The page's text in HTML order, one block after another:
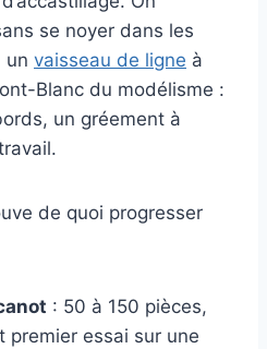
se noyer dans les
un vaisseau de ligne à
Blanc du modélisme :
un gréement à
de quoi progresser
: 50 à 150 pièces,
premier essai sur une